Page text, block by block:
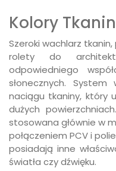
Kolory
Szeroki wachlarz
rolety do
odpowiedniego
słonecznych.
naciągu tkaniny, który
dużych
stosowana głównie w
połączeniem PCV i
posiadają inne
światła czy dźwięku.